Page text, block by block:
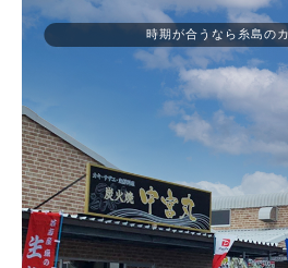
時期が合うなら糸島の